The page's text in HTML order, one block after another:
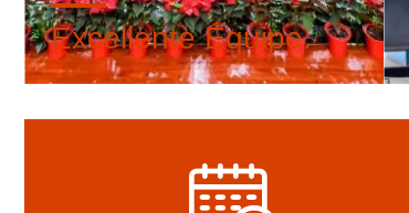
Excellente Équipe.
employés positifs et optimistes, et nous
professionnelle et responsable.